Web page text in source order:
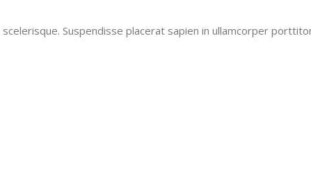
Suspendisse placerat sapien in ullamcorper